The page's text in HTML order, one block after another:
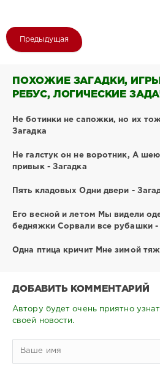
Предыдущая
ПОХОЖИЕ ЗАГАДКИ,
РЕБУС, ЛОГИЧЕСКИЕ
Не ботинки не сапожки, но их
Загадка
Не галстук он не воротник, А
привык - Загадка
Пять кладовых Одни двери -
Его весной и летом Мы видели
бедняжки Сорвали все рубашки -
Одна птица кричит Мне зимой
ДОБАВИТЬ КОММЕНТАРИЙ
Автору будет очень приятно
своей новости.